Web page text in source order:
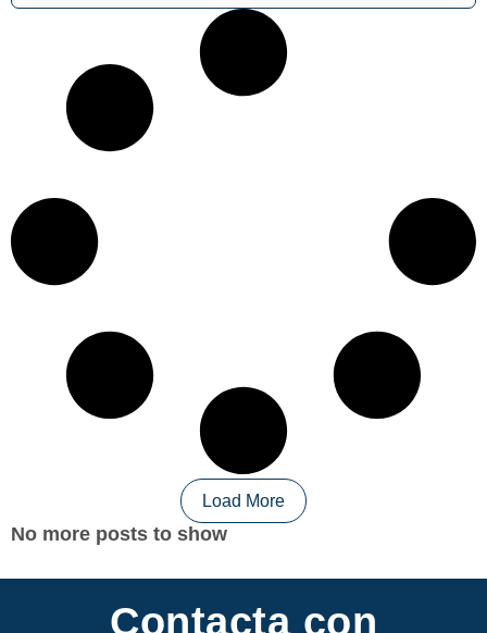
Load More
No more posts to show
Contacta con